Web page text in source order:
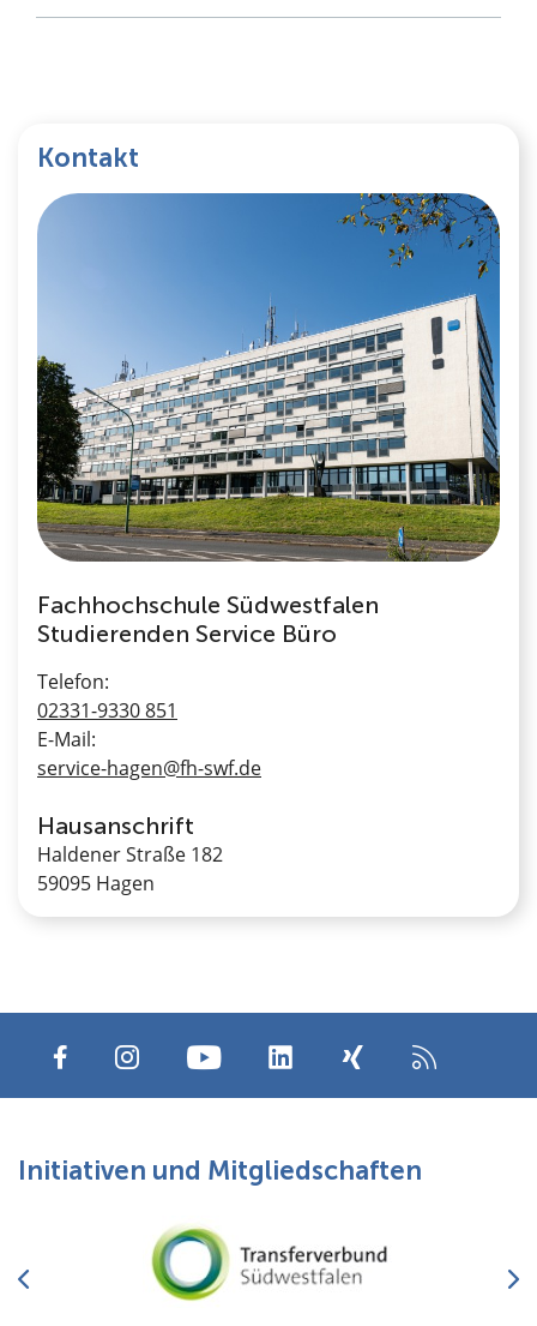
Kontakt
Fachhochschule Südwestfalen
Studierenden Service Büro
Telefon:
02331-9330 851
E-Mail:
service-hagen@fh-swf.de
Hausanschrift
Haldener Straße 182
59095 Hagen
Initiativen und Mitgliedschaften